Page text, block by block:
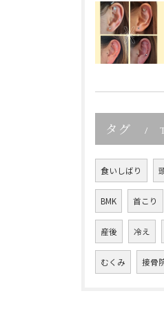
タグ
食いしばり
BMK 首こり
産後 冷え
むくみ 接骨